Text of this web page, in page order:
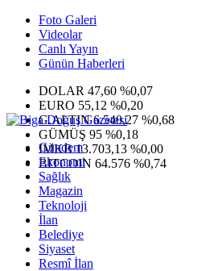
Foto Galeri
Videolar
Canlı Yayın
Günün Haberleri
DOLAR 47,60 %0,07
EURO 55,12 %0,20
G.ALTIN6.540,27 %0,68
GÜMÜŞ 95 %0,18
IMKB13.703,13 %0,00
BITCOIN 64.576 %0,74
Gündem
Ekonomi
Sağlık
Magazin
Teknoloji
İlan
Belediye
Siyaset
Resmî İlan